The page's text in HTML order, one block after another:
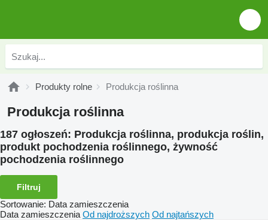
Produkty rolne Produkcja roślinna
Produkcja roślinna
187 ogłoszeń: Produkcja roślinna, produkcja roślin,
produkt pochodzenia roślinnego, żywność
pochodzenia roślinnego
Filtruj
Sortowanie: Data zamieszczenia
Data zamieszczenia Od najdroższych Od najtańszych